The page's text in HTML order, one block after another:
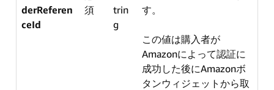
derReferen
ceId
須
trin
g
す。
この値は購入者が
Amazonによって認証に
成功した後にAmazonボ
タンウィジェットから取